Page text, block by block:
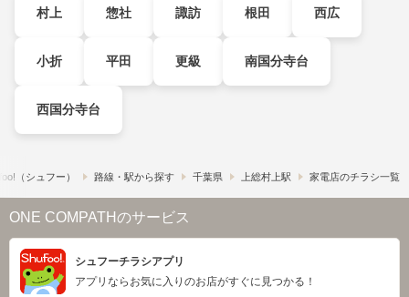
村上 惣社 諏訪 根田 西広
小折 平田 更級 南国分寺台
西国分寺台
（シュフー） 路線・駅から探す 千葉県 上総村上駅 家電店のチラシ一覧
ONE COMPATHのサービス
シュフーチラシアプリ
アプリならお気に入りのお店がすぐに見つかる！